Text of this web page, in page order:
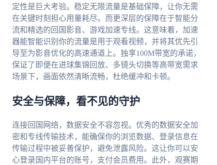
定性是巨大考验。稳定无限流量是基础保障，让你无需
在关键时刻担心用量耗尽。而更深层的保障在于智能分
流和精选的回国影音、游戏加速专线。这意味着，加速
器能智能识别你的流量是用于观看视频，并将其优先引
导至为影音优化的高速通道上。独享100M带宽的承诺，
保证了即便在进球集锦回放、多镜头切换等高带宽需求
场景下，画面依然清晰流畅，杜绝缓冲和卡顿。
安全与保障，看不见的守护
连接回国网络，数据安全不容忽视。优秀的数据安全加
密和专线传输技术，能确保你的浏览数据、登录信息在
传输过程中被妥善保护，避免泄露风险。这让你可以安
心登录国内平台的账号，支付会员费用。此外，观赛期